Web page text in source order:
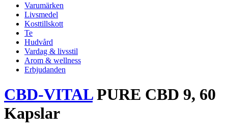
Varumärken
Livsmedel
Kosttillskott
Te
Hudvård
Vardag & livsstil
Arom & wellness
Erbjudanden
CBD-VITALPURE CBD 9, 60
Kapslar